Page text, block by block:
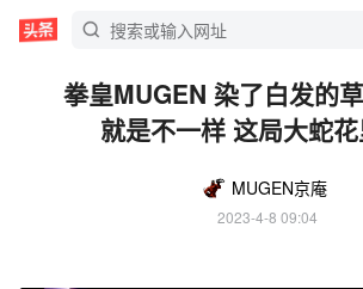
拳皇MUGEN 染了白发的
就是不一样 这局大蛇
MUGEN京庵
2023-4-8 09:04